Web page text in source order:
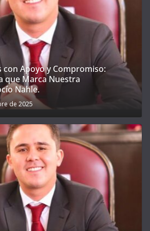
con Apoyo y Compromiso:
que Marca Nuestra
Nahle.
de 2025